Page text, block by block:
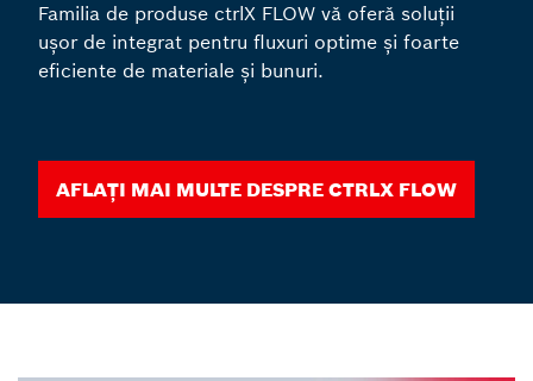
Familia de produse ctrlX FLOW vă oferă soluții
ușor de integrat pentru fluxuri optime și foarte
eficiente de materiale și bunuri.
Aflați mai multe despre ctrlX FLOW